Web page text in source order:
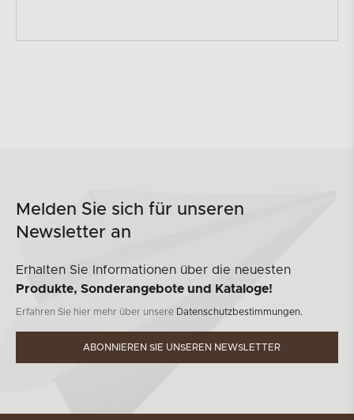
Melden Sie sich für unseren
Newsletter an
Erhalten Sie Informationen über die neuesten
Produkte, Sonderangebote und Kataloge!
Erfahren Sie hier mehr über unsere Datenschutzbestimmungen.
ABONNIEREN SIE UNSEREN NEWSLETTER